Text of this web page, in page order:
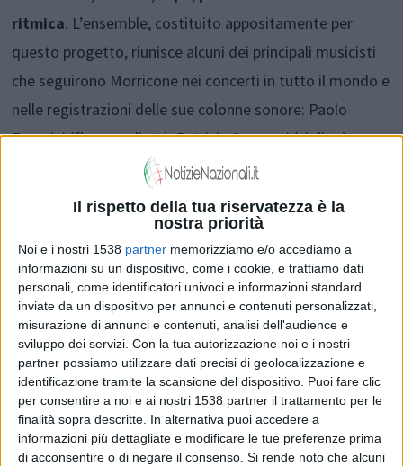
Il rispetto della tua riservatezza è la
nostra priorità
Noi e i nostri 1538 partner memorizziamo e/o accediamo a
informazioni su un dispositivo, come i cookie, e trattiamo dati
personali, come identificatori univoci e informazioni standard
inviate da un dispositivo per annunci e contenuti personalizzati,
misurazione di annunci e contenuti, analisi dell'audience e
sviluppo dei servizi. Con la tua autorizzazione noi e i nostri
partner possiamo utilizzare dati precisi di geolocalizzazione e
identificazione tramite la scansione del dispositivo. Puoi fare clic
per consentire a noi e ai nostri 1538 partner il trattamento per le
finalità sopra descritte. In alternativa puoi accedere a
informazioni più dettagliate e modificare le tue preferenze prima
di acconsentire o di negare il consenso. Si rende noto che alcuni
ritmica. L’ensemble, costituito appositamente per
questo progetto, riunisce alcuni dei principali musicisti
che seguirono Morricone nei concerti in tutto il mondo e
nelle registrazioni delle sue colonne sonore: Paolo
Zampini (flauto solista), Patrizio Scarponi (violino),
Gianfranco Borrelli (viola), Pietro Picone (oboe),
Alessandro Verrecchia (fagotto), Paolo Verrecchia
(corno inglese), Marco Venturi (corno francese),
Massimiliano Costanzi (trombone), Maurizio Trippitelli
(percussioni), Marco Massimi (basso).
Nel 2001, non più in giovane età, Ennio Morricone
accettò la proposta di Luigi Caiola di dirigere per la
prima volta due concerti delle sue musiche al Barbican
Centre di Londra: fu l'inizio di una lunga avventura che
avrebbe portato il Maestro a eseguire 250 concerti in